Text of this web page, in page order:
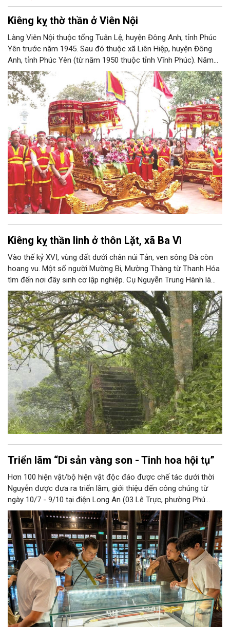
Kiêng kỵ thờ thần ở Viên Nội
Làng Viên Nội thuộc tổng Tuân Lệ, huyện Đông Anh, tỉnh Phúc
Yên trước năm 1945. Sau đó thuộc xã Liên Hiệp, huyện Đông
Anh, tỉnh Phúc Yên (từ năm 1950 thuộc tỉnh Vĩnh Phúc). Năm
1961, làng được sáp nhập vào Hà Nội. Năm 1965, Viên Nội
thuộc xã Vân Nội; từ ngày 1/7/2025 thuộc xã Phúc Thịnh, Hà
Nội. Viên Nội thờ hai vị thần là Đống Băng và Uông Tá (thời
Hùng Vương thứ 18) cùng Diệu La công chúa, nữ tướng thời Hai
Bà Trưng.
Kiêng kỵ thần linh ở thôn Lặt, xã Ba Vì
Vào thế kỷ XVI, vùng đất dưới chân núi Tản, ven sông Đà còn
hoang vu. Một số người Mường Bi, Mường Thàng từ Thanh Hóa
tìm đến nơi đây sinh cơ lập nghiệp. Cụ Nguyễn Trung Hành là
người đầu tiên đến khai phá vùng đất mới. Ban đầu, người dân
chặt tre nứa trong rừng, rồi chẻ lạt và chở bằng thuyền đi bán
khắp nơi.
Triển lãm “Di sản vàng son - Tinh hoa hội tụ”
Hơn 100 hiện vật/bộ hiện vật độc đáo được chế tác dưới thời
Nguyễn được đưa ra triển lãm, giới thiệu đến công chúng từ
ngày 10/7 - 9/10 tại điện Long An (03 Lê Trực, phường Phú
Xuân, TP Huế).